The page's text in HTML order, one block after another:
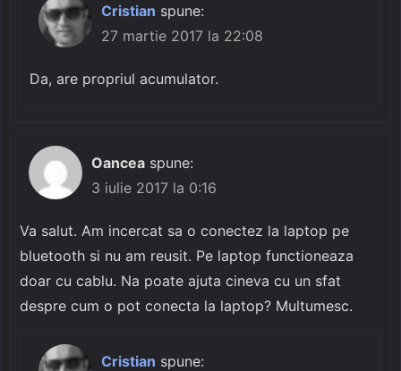
Cristian spune:
27 martie 2017 la 22:08
Da, are propriul acumulator.
Oancea spune:
3 iulie 2017 la 0:16
Va salut. Am incercat sa o conectez la laptop pe
bluetooth si nu am reusit. Pe laptop functioneaza
doar cu cablu. Na poate ajuta cineva cu un sfat
despre cum o pot conecta la laptop? Multumesc.
Cristian spune: